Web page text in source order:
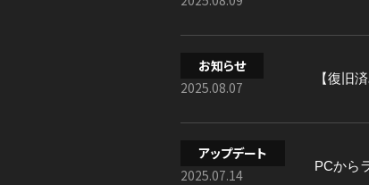
お知らせ
2025.08.07
【復旧
アップデート
2025.07.14
PCから